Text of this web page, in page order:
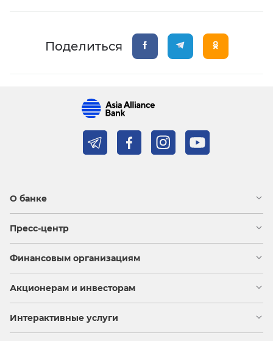
Поделиться
О банке
Пресс-центр
Финансовым организациям
Акционерам и инвесторам
Интерактивные услуги